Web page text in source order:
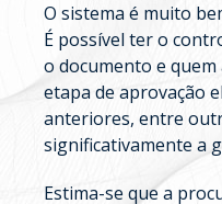
O sistema é muito
É possível ter o
o documento e
etapa de aprovação
anteriores, entre
significativamente a
Estima-se que a